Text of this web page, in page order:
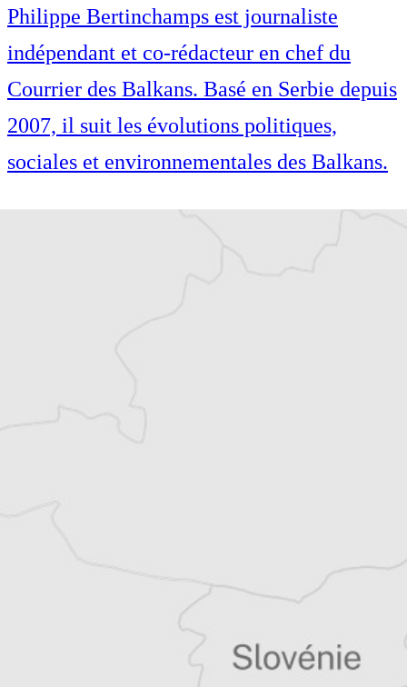
Philippe Bertinchamps est journaliste
indépendant et co-rédacteur en chef du
Courrier des Balkans. Basé en Serbie depuis
2007, il suit les évolutions politiques,
sociales et environnementales des Balkans.